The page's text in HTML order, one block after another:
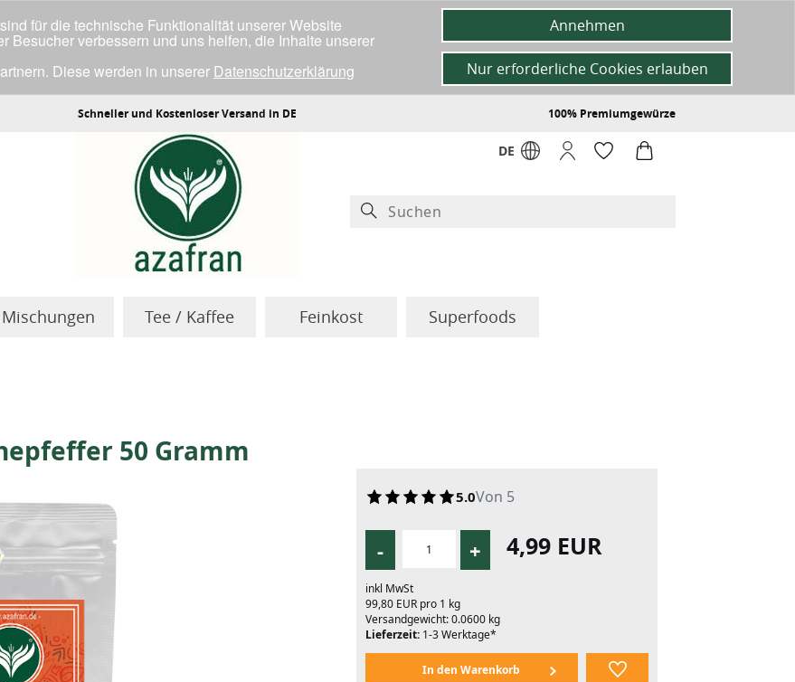
Schneller und Kostenloser Versand in DE 100% Premiumgewürze
DE
Mischungen Tee / Kaffee Feinkost
Superfoods
50 Gramm
5.0Von 5
- + 4,99 EUR
inkl MwSt
99,80 EUR pro 1 kg
Versandgewicht: 0.0600 kg
Lieferzeit:1-3 Werktage*
für die technische Funktionalität unserer Website
Besucher verbessern und uns helfen, die Inhalte unserer
Diese werden in unserer Datenschutzerklärung
Cookies einverstanden bist.
Annehmen
Nur erforderliche Cookies erlauben